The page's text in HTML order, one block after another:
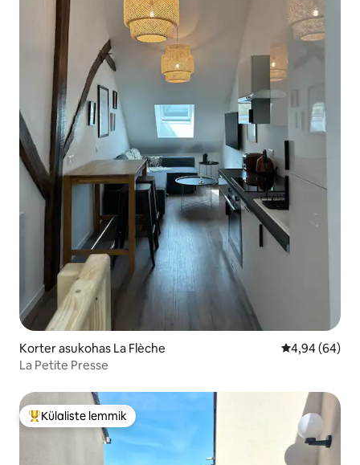
Korter asukohas La Flèche Keskmine
4,94 (64)
La Petite Presse
Külaliste suur lemmik
Külaliste lemmik